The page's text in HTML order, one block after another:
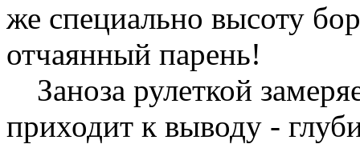
же специально высоту
отчаянный парень!
Заноза рулеткой
приходит к выводу -